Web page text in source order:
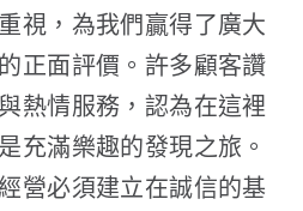
視，為我們贏得了廣大
正面評價。許多顧客讚
熱情服務，認為在這裡
充滿樂趣的發現之旅。
營必須建立在誠信的基